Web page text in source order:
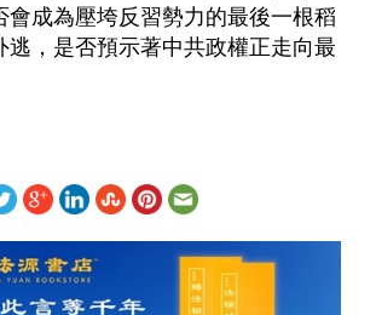
會成為壓垮反習勢力的最後一根稻
逃，是否預示著中共政權正走向最